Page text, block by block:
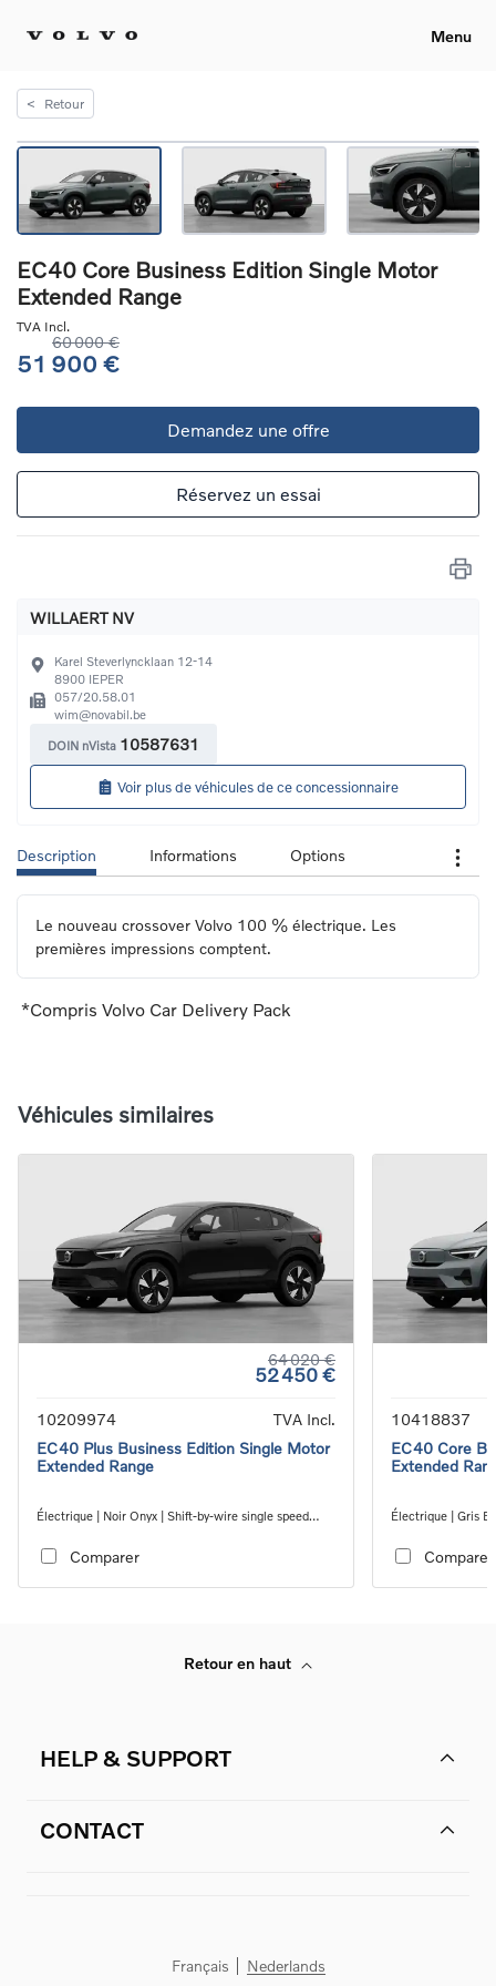
Menu
< Retour
EC40 Core Business Edition Single Motor
Extended Range
TVA Incl.
60 000 €
51 900 €
Demandez une offre
Réservez un essai
WILLAERT NV
Karel Steverlyncklaan 12-14
8900 IEPER
057/20.58.01
wim@novabil.be
DOIN nVista 10587631
Voir plus de véhicules de ce concessionnaire
Description Informations Options
Le nouveau crossover Volvo 100 % électrique. Les
premières impressions comptent.
*Compris Volvo Car Delivery Pack
Véhicules similaires
64 020 €
52 450 €
10209974
TVA Incl.
EC40 Plus Business Edition Single Motor
Extended Range
Électrique | Noir Onyx | Shift-by-wire single speed
Comparer
10418837
EC40 Core
Extended
Électrique | Gris
Comparer
Retour en haut
HELP & SUPPORT
CONTACT
Français Nederlands